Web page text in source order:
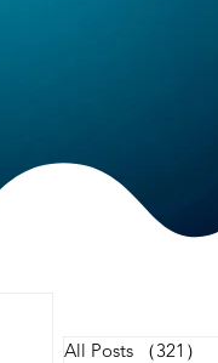
All Posts （321）